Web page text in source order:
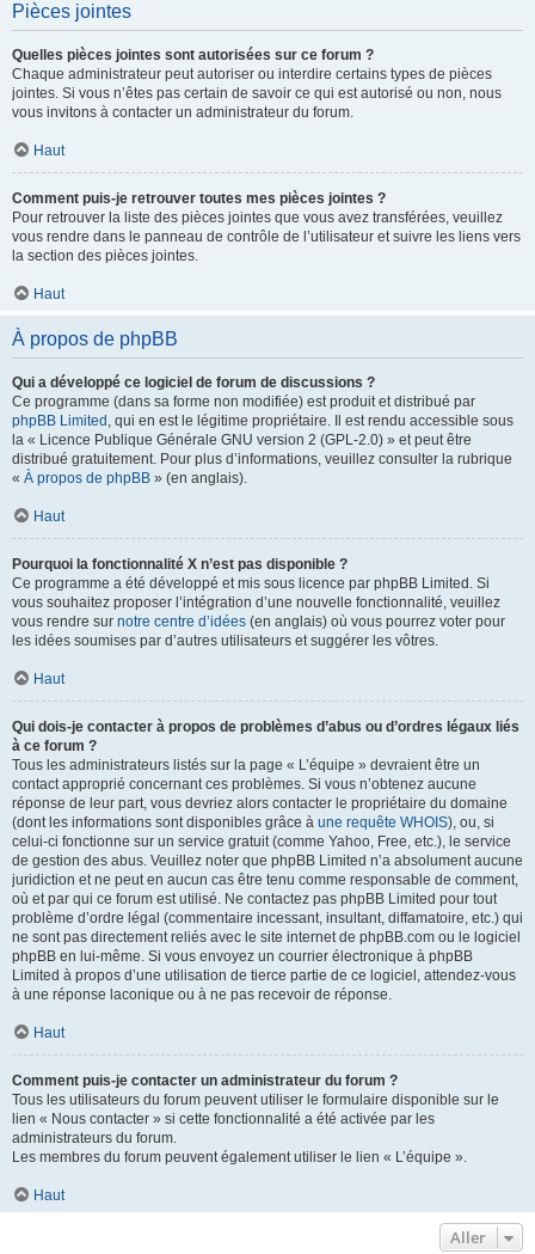
Pièces jointes
Quelles pièces jointes sont autorisées sur ce forum ?
Chaque administrateur peut autoriser ou interdire certains types de pièces
jointes. Si vous n’êtes pas certain de savoir ce qui est autorisé ou non, nous
vous invitons à contacter un administrateur du forum.
Haut
Comment puis-je retrouver toutes mes pièces jointes ?
Pour retrouver la liste des pièces jointes que vous avez transférées, veuillez
vous rendre dans le panneau de contrôle de l’utilisateur et suivre les liens vers
la section des pièces jointes.
Haut
À propos de phpBB
Qui a développé ce logiciel de forum de discussions ?
Ce programme (dans sa forme non modifiée) est produit et distribué par
phpBB Limited , qui en est le légitime propriétaire. Il est rendu accessible sous
la « Licence Publique Générale GNU version 2 (GPL-2.0) » et peut être
distribué gratuitement. Pour plus d’informations, veuillez consulter la rubrique
« À propos de phpBB » (en anglais).
Haut
Pourquoi la fonctionnalité X n’est pas disponible ?
Ce programme a été développé et mis sous licence par phpBB Limited. Si
vous souhaitez proposer l’intégration d’une nouvelle fonctionnalité, veuillez
vous rendre sur notre centre d’idées (en anglais) où vous pourrez voter pour
les idées soumises par d’autres utilisateurs et suggérer les vôtres.
Haut
Qui dois-je contacter à propos de problèmes d’abus ou d’ordres légaux liés
à ce forum ?
Tous les administrateurs listés sur la page « L’équipe » devraient être un
contact approprié concernant ces problèmes. Si vous n’obtenez aucune
réponse de leur part, vous devriez alors contacter le propriétaire du domaine
(dont les informations sont disponibles grâce à une requête WHOIS), ou, si
celui-ci fonctionne sur un service gratuit (comme Yahoo, Free, etc.), le service
de gestion des abus. Veuillez noter que phpBB Limited n’a absolument aucune
juridiction et ne peut en aucun cas être tenu comme responsable de comment,
où et par qui ce forum est utilisé. Ne contactez pas phpBB Limited pour tout
problème d’ordre légal (commentaire incessant, insultant, diffamatoire, etc.) qui
ne sont pas directement reliés avec le site internet de phpBB.com ou le logiciel
phpBB en lui-même. Si vous envoyez un courrier électronique à phpBB
Limited à propos d’une utilisation de tierce partie de ce logiciel, attendez-vous
à une réponse laconique ou à ne pas recevoir de réponse.
Haut
Comment puis-je contacter un administrateur du forum ?
Tous les utilisateurs du forum peuvent utiliser le formulaire disponible sur le
lien « Nous contacter » si cette fonctionnalité a été activée par les
administrateurs du forum.
Les membres du forum peuvent également utiliser le lien « L’équipe ».
Haut
Aller